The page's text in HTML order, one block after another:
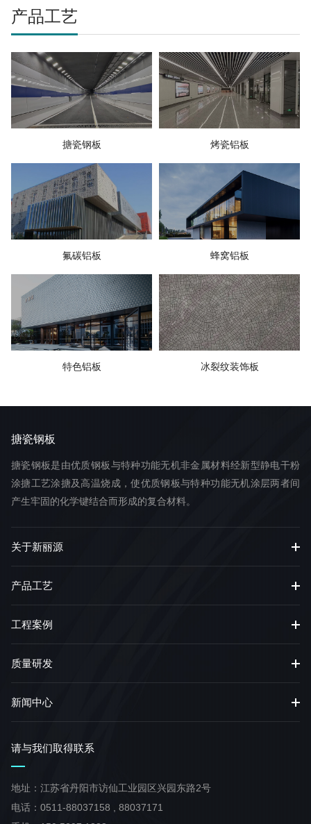
产品工艺
搪瓷钢板 烤瓷铝板
氟碳铝板 蜂窝铝板
特色铝板 冰裂纹装饰板
搪瓷钢板
搪瓷钢板是由优质钢板与特种功能无机非金属材料经新型静电干粉
涂搪工艺涂搪及高温烧成，使优质钢板与特种功能无机涂层两者间
产生牢固的化学键结合而形成的复合材料。
关于新丽源
产品工艺
工程案例
质量研发
新闻中心
请与我们取得联系
地址：江苏省丹阳市访仙工业园区兴园东路2号
电话： 0511-88037158
88037171